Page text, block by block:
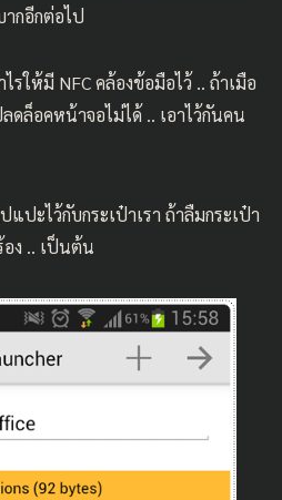
ากอีกต่อไป
รให้มี NFC คล้องข้อมือไว้ .. ถ้าเมือ
ดล็อคหน้าจอไม่ได้ .. เอาไว้กันคน
แปะไว้กับกระเป๋าเรา ถ้าลืมกระเป๋า
อง .. เป็นต้น